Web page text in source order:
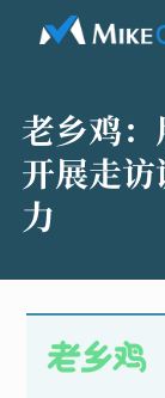
老乡鸡：
开展走
力